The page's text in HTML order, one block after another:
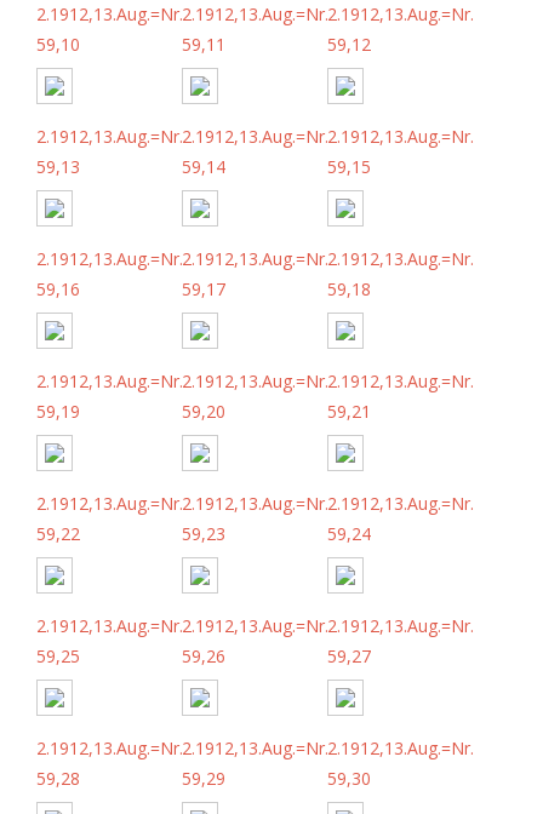
2.1912,13.Aug.=Nr.
59,10
2.1912,13.Aug.=Nr.
59,11
2.1912,13.Aug.=Nr.
59,12
2.1912,13.Aug.=Nr.
59,13
2.1912,13.Aug.=Nr.
59,14
2.1912,13.Aug.=Nr.
59,15
2.1912,13.Aug.=Nr.
59,16
2.1912,13.Aug.=Nr.
59,17
2.1912,13.Aug.=Nr.
59,18
2.1912,13.Aug.=Nr.
59,19
2.1912,13.Aug.=Nr.
59,20
2.1912,13.Aug.=Nr.
59,21
2.1912,13.Aug.=Nr.
59,22
2.1912,13.Aug.=Nr.
59,23
2.1912,13.Aug.=Nr.
59,24
2.1912,13.Aug.=Nr.
59,25
2.1912,13.Aug.=Nr.
59,26
2.1912,13.Aug.=Nr.
59,27
2.1912,13.Aug.=Nr.
59,28
2.1912,13.Aug.=Nr.
59,29
2.1912,13.Aug.=Nr.
59,30